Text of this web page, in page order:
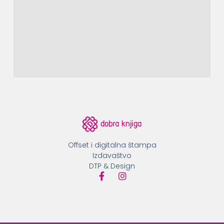
Offset i digitalna štampa
Izdavaštvo
DTP & Design